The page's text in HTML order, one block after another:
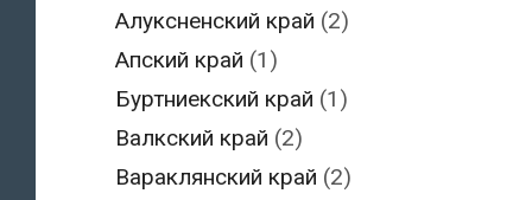
Алуксненский край (2)
Апский край (1)
Буртниекский край (1)
Валкский край (2)
Вараклянский край (2)